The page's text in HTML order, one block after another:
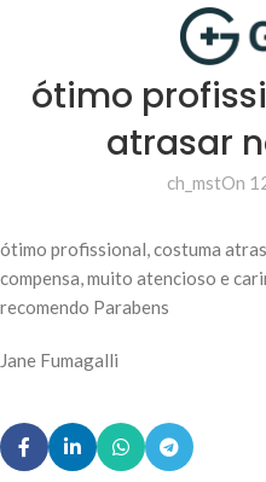
ótimo
atrasar
ch_mstOn
ótimo profissional, costuma
compensa, muito atencioso e
recomendo Parabens
Jane Fumagalli